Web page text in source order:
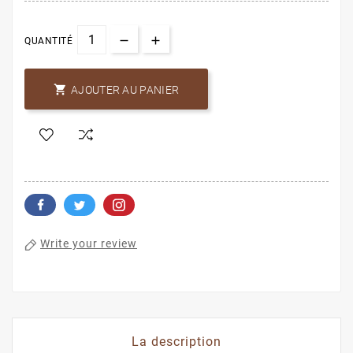
QUANTITÉ
 AJOUTER AU PANIER
Write your review
La description